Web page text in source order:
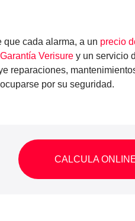
cada alarma, a un precio
Garantía Verisurey un servicio
reparaciones,
por su seguridad.
CALCULA